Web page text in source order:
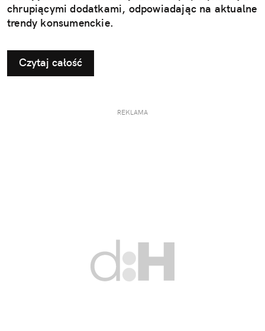
chrupiącymi dodatkami, odpowiadając na aktualne
trendy konsumenckie.
Czytaj całość
REKLAMA